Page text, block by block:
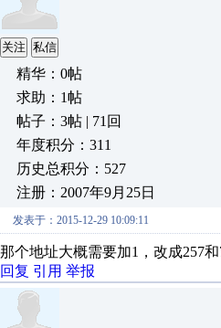
关注 私信
精华：0帖
求助：1帖
帖子：3帖 | 71回
年度积分：311
历史总积分：527
注册：2007年9月25日
发表于：2015-12-29 10:09:11
那个地址大概需要加1，改成257
回复 引用 举报